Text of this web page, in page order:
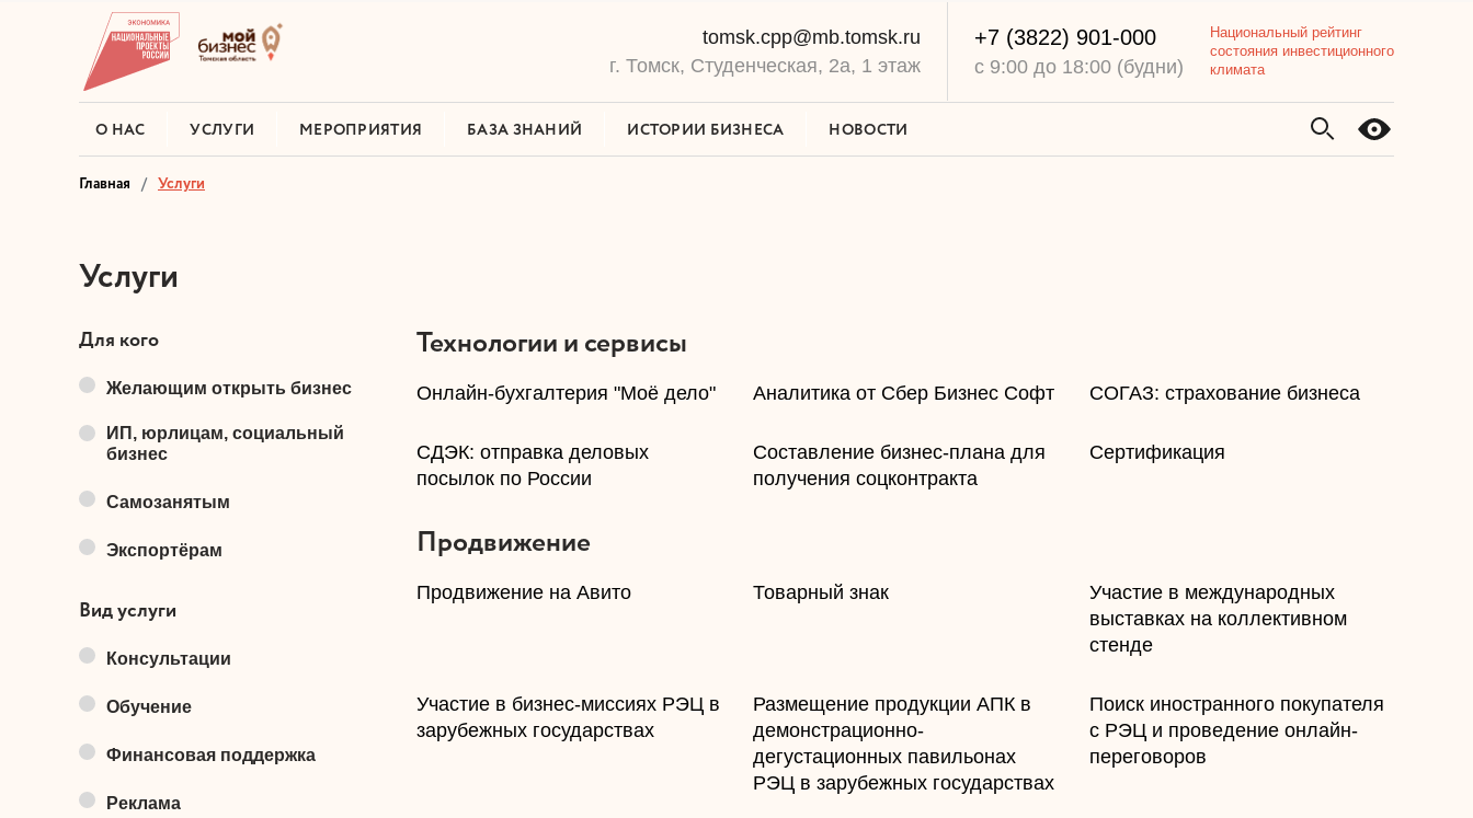
tomsk.cpp@mb.tomsk.ru
г. Томск, Студенческая, 2а, 1 этаж
+7 (3822) 901-000
с 9:00 до 18:00 (будни)
Национальный рейтинг
состояния инвестиционного
климата
О НАС УСЛУГИ МЕРОПРИЯТИЯ БАЗА ЗНАНИЙ ИСТОРИИ БИЗНЕСА НОВОСТИ
Главная Услуги
Услуги
Для кого
Желающим открыть бизнес
ИП, юрлицам, социальный
бизнес
Самозанятым
Экспортёрам
Вид услуги
Консультации
Обучение
Финансовая поддержка
Реклама
Технологии и сервисы
​Онлайн-бухгалтерия "Моё дело" ​Аналитика от Сбер Бизнес Софт ​СОГАЗ: страхование бизнеса
​СДЭК: отправка деловых
посылок по России
​Составление бизнес-плана для
получения соцконтракта
​Сертификация
Продвижение
​Продвижение на Авито ​Товарный знак
​Участие в международных
выставках на коллективном
стенде
​Участие в бизнес-миссиях РЭЦ в
зарубежных государствах
​Размещение продукции АПК в
демонстрационно-
дегустационных павильонах
РЭЦ в зарубежных государствах
​Поиск иностранного покупателя
с РЭЦ и проведение онлайн-
переговоров